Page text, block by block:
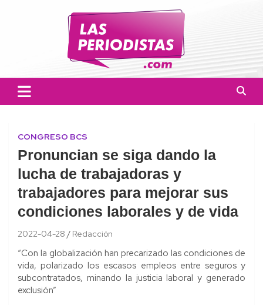
Las Periodistas
informado a la población.
CONGRESO BCS
Pronuncian se siga dando la
lucha de trabajadoras y
trabajadores para mejorar sus
condiciones laborales y de vida
2022-04-28 Redacción
“Con la globalización han precarizado las condiciones de
vida, polarizado los escasos empleos entre seguros y
subcontratados, minando la justicia laboral y generado
exclusión”